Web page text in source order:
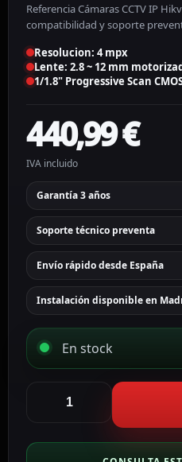
Referencia Cámaras CCTV IP
compatibilidad y soporte
Resolucion: 4 mpx
Lente: 2.8 ~ 12 mm
1/1.8" Progressive Scan
440,99€
IVA incluido
Garantía 3 años
Soporte técnico preventa
Envío rápido desde España
Instalación disponible en
En stock
cámara
IP